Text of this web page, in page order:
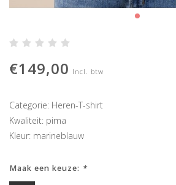
€149,00 Incl. btw
Categorie: Heren-T-shirt
Kwaliteit: pima
Kleur: marineblauw
Maak een keuze: *